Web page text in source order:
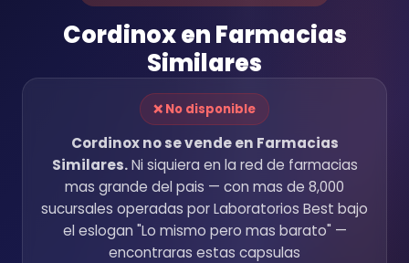
Cordinox en Farmacias
Similares
❌ No disponible
Cordinox no se vende en Farmacias
Similares.Ni siquiera en la red de farmacias
mas grande del pais — con mas de 8,000
sucursales operadas por Laboratorios Best bajo
el eslogan "Lo mismo pero mas barato" —
encontraras estas capsulas